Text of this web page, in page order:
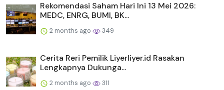
Rekomendasi Saham Hari Ini 13 Mei 2026:
MEDC, ENRG, BUMI, BK...
2 months ago 349
Cerita Reri Pemilik Liyerliyer.id Rasakan
Lengkapnya Dukunga...
2 months ago 311